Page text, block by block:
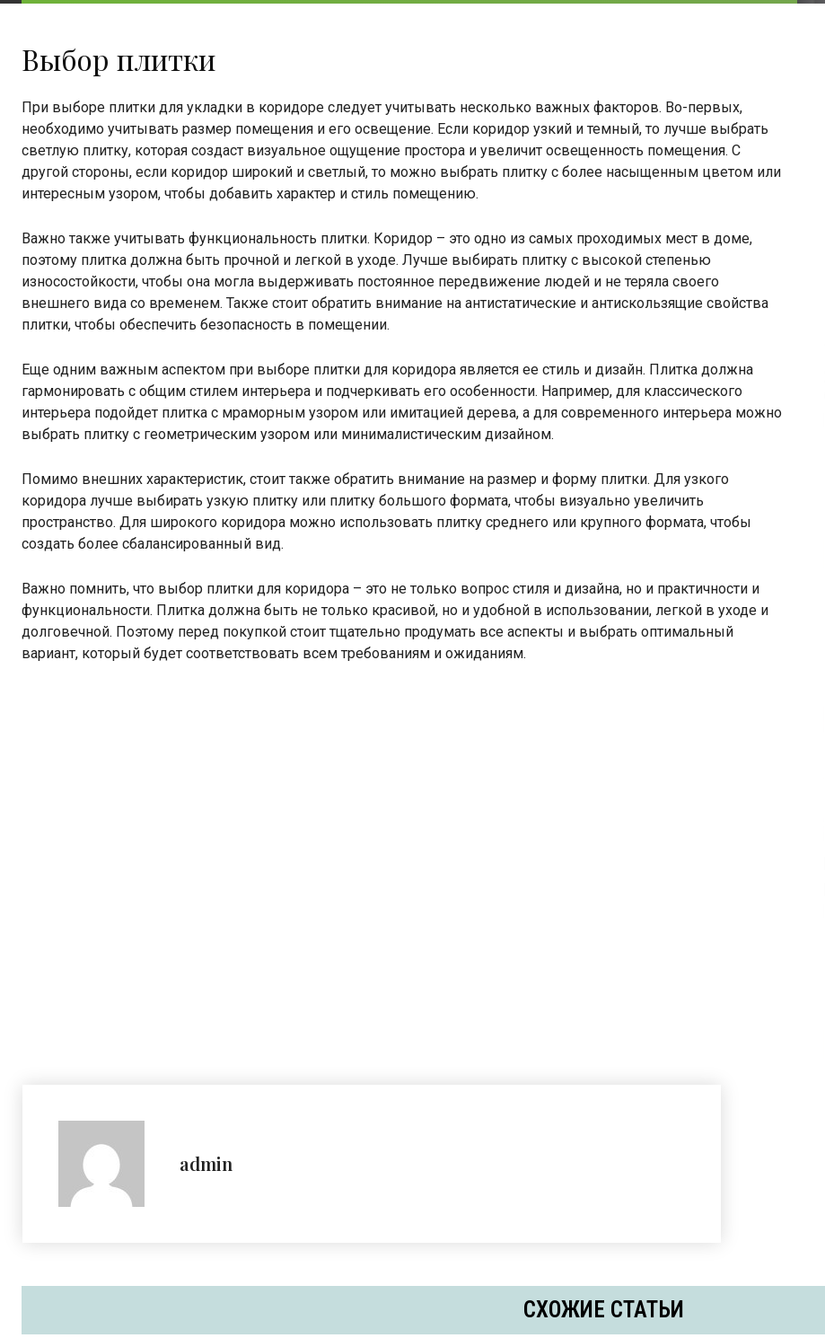
Выбор плитки
При выборе плитки для укладки в коридоре следует учитывать несколько важных факторов. Во-первых,
необходимо учитывать размер помещения и его освещение. Если коридор узкий и темный, то лучше выбрать
светлую плитку, которая создаст визуальное ощущение простора и увеличит освещенность помещения. С
другой стороны, если коридор широкий и светлый, то можно выбрать плитку с более насыщенным цветом или
интересным узором, чтобы добавить характер и стиль помещению.
Важно также учитывать функциональность плитки. Коридор – это одно из самых проходимых мест в доме,
поэтому плитка должна быть прочной и легкой в уходе. Лучше выбирать плитку с высокой степенью
износостойкости, чтобы она могла выдерживать постоянное передвижение людей и не теряла своего
внешнего вида со временем. Также стоит обратить внимание на антистатические и антискользящие свойства
плитки, чтобы обеспечить безопасность в помещении.
Еще одним важным аспектом при выборе плитки для коридора является ее стиль и дизайн. Плитка должна
гармонировать с общим стилем интерьера и подчеркивать его особенности. Например, для классического
интерьера подойдет плитка с мраморным узором или имитацией дерева, а для современного интерьера можно
выбрать плитку с геометрическим узором или минималистическим дизайном.
Помимо внешних характеристик, стоит также обратить внимание на размер и форму плитки. Для узкого
коридора лучше выбирать узкую плитку или плитку большого формата, чтобы визуально увеличить
пространство. Для широкого коридора можно использовать плитку среднего или крупного формата, чтобы
создать более сбалансированный вид.
Важно помнить, что выбор плитки для коридора – это не только вопрос стиля и дизайна, но и практичности и
функциональности. Плитка должна быть не только красивой, но и удобной в использовании, легкой в уходе и
долговечной. Поэтому перед покупкой стоит тщательно продумать все аспекты и выбрать оптимальный
вариант, который будет соответствовать всем требованиям и ожиданиям.
admin
СХОЖИЕ СТАТЬИ